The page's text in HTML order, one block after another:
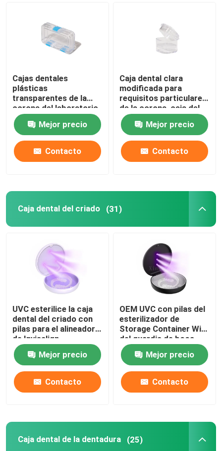
Hogar
Cajas dentales
plásticas
transparentes de la
corona del laboratorio
con el material de la
película del
picosegundo TPU
Mejor precio
Contacto
Caja dental clara
modificada para
requisitos particulares
de la corona, caja del
criado de los dientes
de 1 pulgada para el
laboratorio dental
Mejor precio
Contacto
Caja dental del criado (31)
UVC esterilice la caja
dental del criado con
pilas para el alineador
de Invisalign
Mejor precio
Contacto
OEM UVC con pilas del
esterilizador de
Storage Container With
del guardia de boca
Mejor precio
Contacto
Caja dental de la dentadura (25)